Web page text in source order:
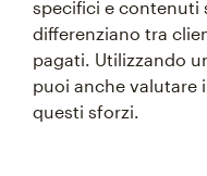
specifici e contenuti
differenziano tra
pagati. Utilizzando
puoi anche valutare
questi sforzi.